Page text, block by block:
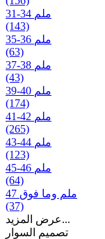
31-34 ملم
(143)
35-36 ملم
(63)
37-38 ملم
(43)
39-40 ملم
(174)
41-42 ملم
(265)
43-44 ملم
(123)
45-46 ملم
(64)
47 ملم وما فوق
(37)
عرض المزيد...
تصمیم السوار